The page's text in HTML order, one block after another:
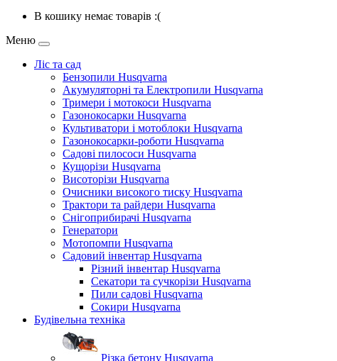
В кошику немає товарів :(
Меню
Ліс та сад
Бензопили Husqvarna
Акумуляторні та Електропили Husqvarna
Тримери і мотокоси Husqvarna
Газонокосарки Husqvarna
Культиватори і мотоблоки Husqvarna
Газонокосарки-роботи Husqvarna
Садові пилососи Husqvarna
Кущорізи Husqvarna
Висоторізи Husqvarna
Очисники високого тиску Husqvarna
Трактори та райдери Husqvarna
Снігоприбирачі Husqvarna
Генератори
Мотопомпи Husqvarna
Садовий інвентар Husqvarna
Різний інвентар Husqvarna
Секатори та сучкорізи Husqvarna
Пили садові Husqvarna
Сокири Husqvarna
Будівельна техніка
Різка бетону Husqvarna